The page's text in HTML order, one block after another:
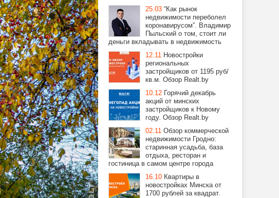
25.03 “Как рынок
недвижимости переболел
коронавирусом”. Владимир
Пыльский о том, стоит ли
деньги вкладывать в недвижимость
12.11 Новостройки
региональных
застройщиков от 1195 руб/
кв.м. Обзор Realt.by
10.12 Горячий декабрь
акций от минских
застройщиков к Новому
году. Обзор Realt.by
02.11 Обзор коммерческой
недвижимости Гродно:
старинная усадьба, база
отдыха, ресторан и
гостиница в самом центре города
16.10 Квартиры в
новостройках Минска от
1700 рублей за квадрат.